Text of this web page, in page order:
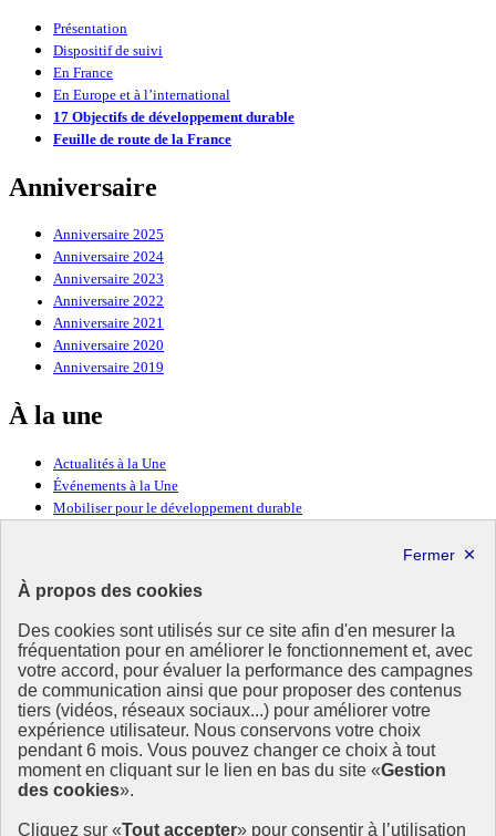
À propos des cookies
Des cookies sont utilisés sur ce site afin d'en mesurer la
fréquentation pour en améliorer le fonctionnement et, avec
votre accord, pour évaluer la performance des campagnes
de communication ainsi que pour proposer des contenus
tiers (vidéos, réseaux sociaux...) pour améliorer votre
expérience utilisateur. Nous conservons votre choix
pendant 6 mois. Vous pouvez changer ce choix à tout
moment en cliquant sur le lien en bas du site «Gestion
des cookies».
Cliquez sur «Tout accepter» pour consentir à l’utilisation
Présentation
Dispositif de suivi
En France
En Europe et à l’international
17 Objectifs de développement durable
Feuille de route de la France
Anniversaire
Anniversaire 2025
Anniversaire 2024
Anniversaire 2023
Anniversaire 2022
Anniversaire 2021
Anniversaire 2020
Anniversaire 2019
À la une
Actualités à la Une
Événements à la Une
Mobiliser pour le développement durable
Ressources
Ressources
La Méth’ODD
Gouvernement
Ce site propose l’information de référence concernant l’Agenda
2030 et la feuille de route de la France. Il valorise la mobilisation de
tous les acteurs.
info.gouv.fr- ouvre une nouvelle fenêtre